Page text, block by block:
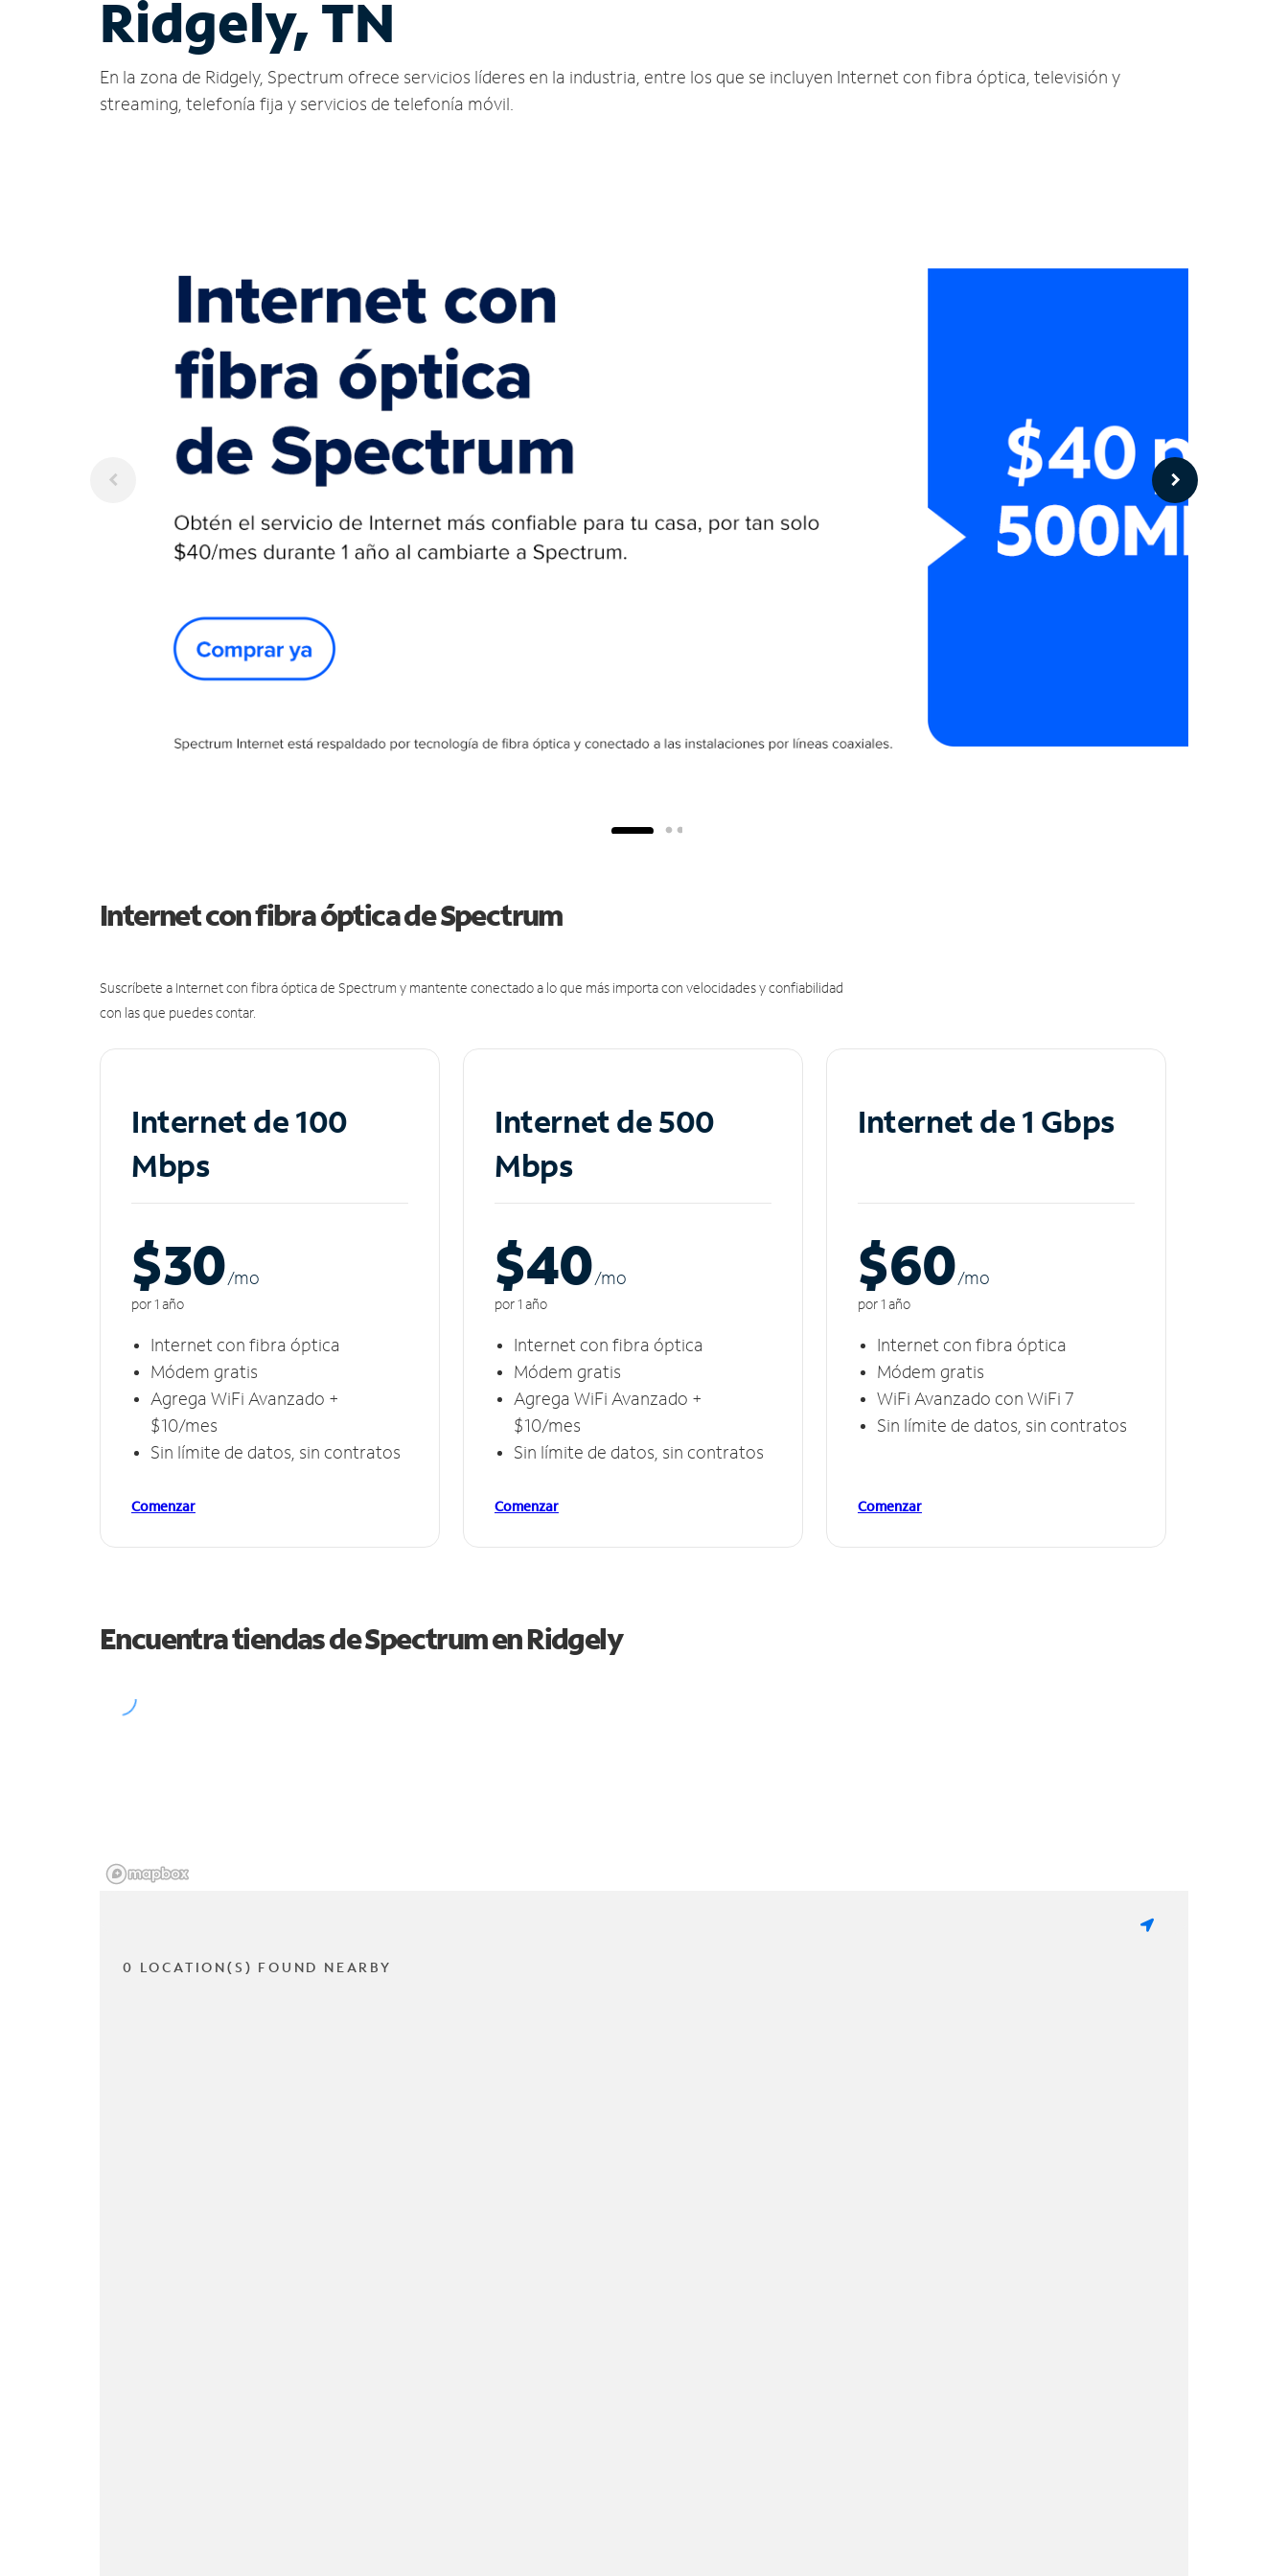
Ridgely, TN
En la zona de Ridgely, Spectrum ofrece servicios líderes en la industria, entre los que se incluyen Internet con fibra óptica, televisión y
streaming, telefonía fija y servicios de telefonía móvil.
Internet con fibra óptica de Spectrum
Suscríbete a Internet con fibra óptica de Spectrum y mantente conectado a lo que más importa con velocidades y confiabilidad
con las que puedes contar.
Internet de 100
Mbps
$30/mo
por 1 año
Internet con fibra óptica
Módem gratis
Agrega WiFi Avanzado +
$10/mes
Sin límite de datos, sin contratos
Comenzar
Internet de 500
Mbps
$40/mo
por 1 año
Internet con fibra óptica
Módem gratis
Agrega WiFi Avanzado +
$10/mes
Sin límite de datos, sin contratos
Comenzar
Internet de 1 Gbps
$60/mo
por 1 año
Internet con fibra óptica
Módem gratis
WiFi Avanzado con WiFi 7
Sin límite de datos, sin contratos
Comenzar
Encuentra tiendas de Spectrum enRidgely
0 LOCATION(S) FOUND NEARBY